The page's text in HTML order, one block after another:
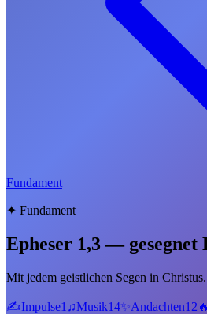
Fundament
✦ Fundament
Epheser 1,3 — gesegnet
Mit jedem geistlichen Segen in
✍️Impulse1 ♫Musik14✨Andachten12 🔥